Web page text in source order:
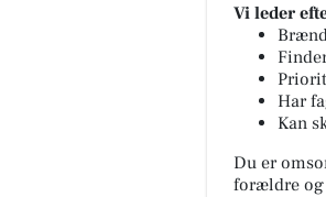
Vi leder
Har
Kan
Du er
forældre og